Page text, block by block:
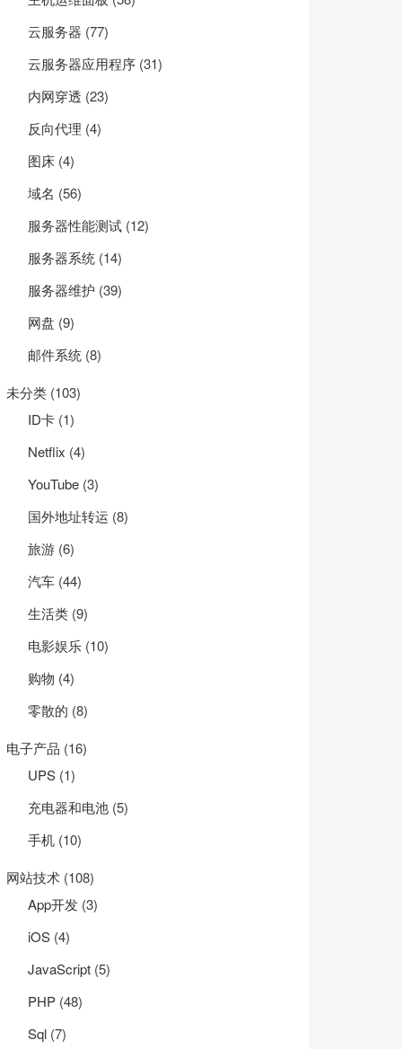
云服务器 (77)
云服务器应用程序 (31)
内网穿透 (23)
反向代理 (4)
图床 (4)
域名 (56)
服务器性能测试 (12)
服务器系统 (14)
服务器维护 (39)
网盘 (9)
邮件系统 (8)
未分类 (103)
ID卡 (1)
Net­flix (4)
YouTube (3)
国外地址转运 (8)
旅游 (6)
汽车 (44)
生活类 (9)
电影娱乐 (10)
购物 (4)
零散的 (8)
电子产品 (16)
UPS (1)
充电器和电池 (5)
手机 (10)
网站技术 (108)
App开发 (3)
iOS (4)
JavaScript (5)
PHP (48)
Sql (7)